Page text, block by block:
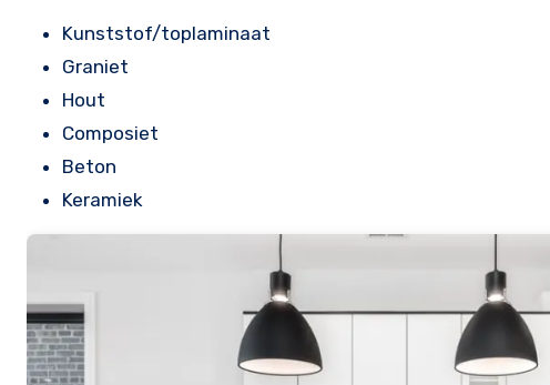
Kunststof/toplaminaat
Graniet
Hout
Composiet
Beton
Keramiek